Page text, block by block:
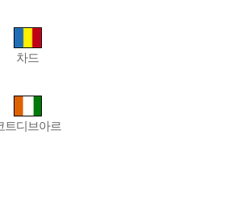
차드
트디브아르